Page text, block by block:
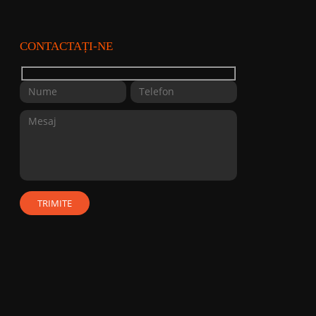
CONTACTAȚI-NE